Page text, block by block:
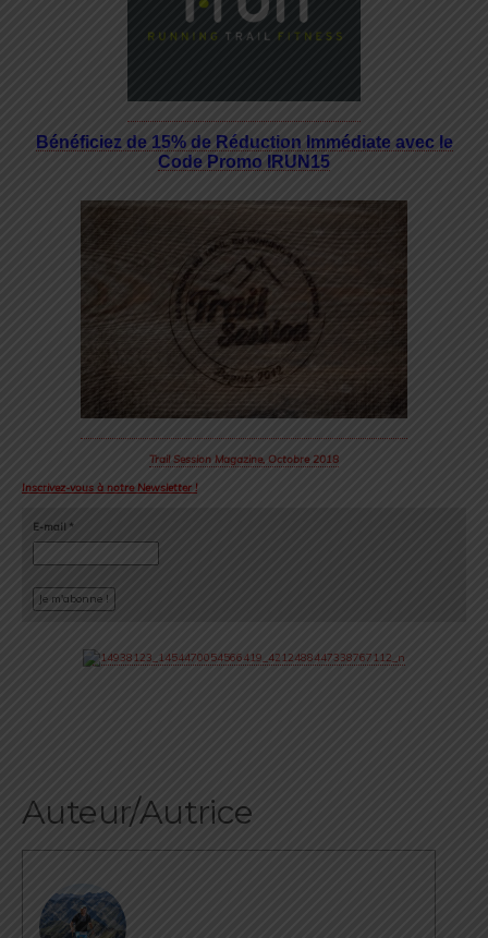
Bénéficiez de 15% de Réduction Immédiate avec le
Code Promo IRUN15
Trail Session Magazine, Octobre 2018
Inscrivez-vous à notre Newsletter !
E-mail *
Auteur/Autrice